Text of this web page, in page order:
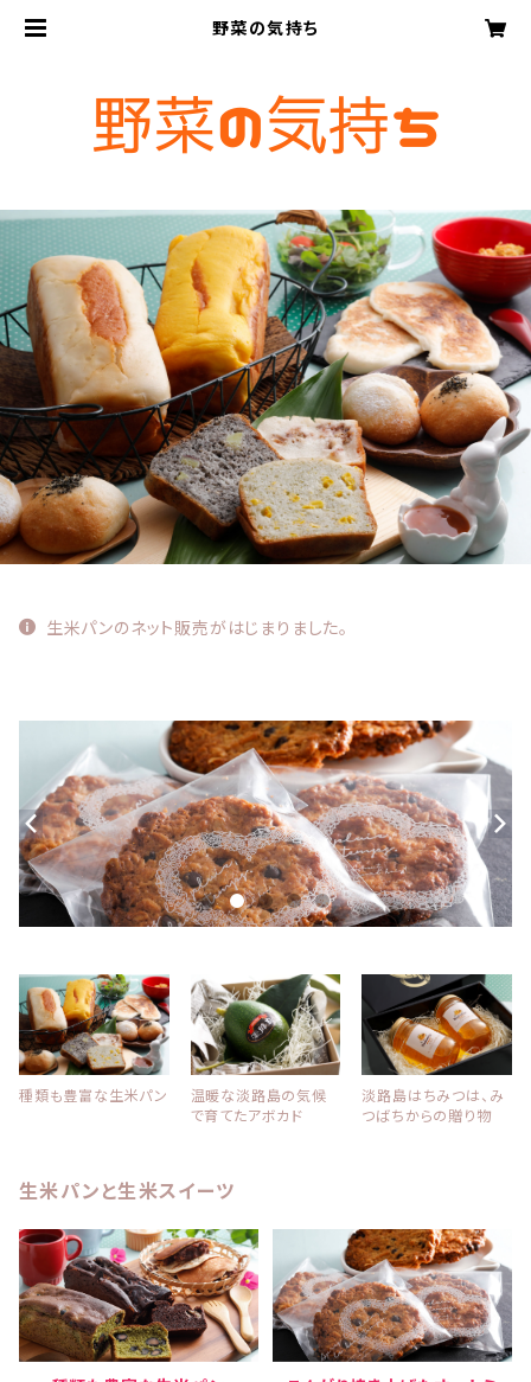
野菜の気持ち
生米パンのネット販売がはじまりました。
種類も豊富な生米パン
温暖な淡路島の気候
で育てたアボカド
淡路島はちみつは、み
つばちからの贈り物
生米パンと生米スイーツ